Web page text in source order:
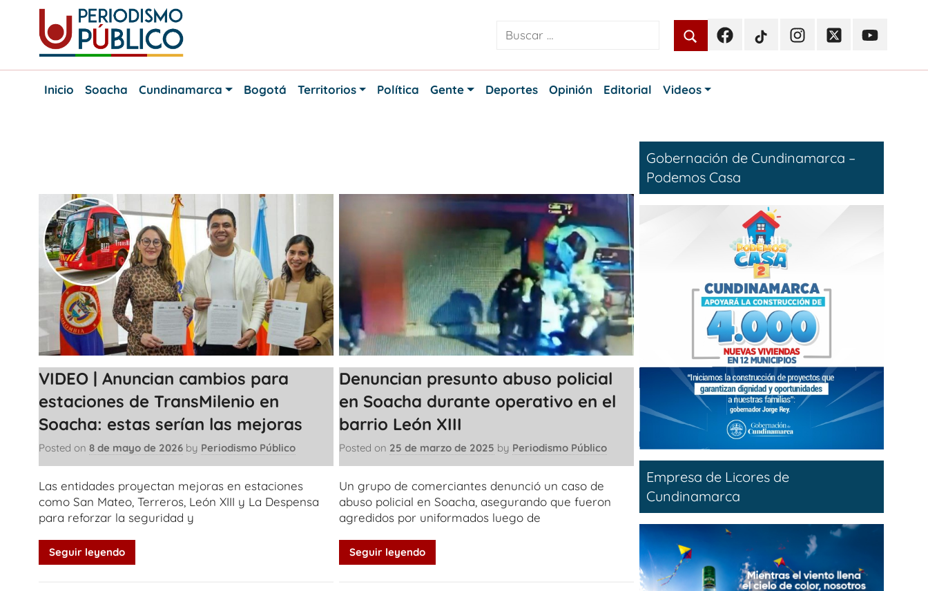
content
Periodismo
Noticias
FacebookTikTokInstagramTwitterYoutube
Inicio
Soacha Cundinamarca Bogotá Territorios Política Gente Deportes Opinión Editorial Videos
VIDEO | Anuncian cambios para
estaciones de TransMilenio en
Soacha: estas serían las mejoras
Posted on 8 de mayo de 2026 by Periodismo Público
Las entidades proyectan mejoras en estaciones
como San Mateo, Terreros, León XIII y La Despensa
para reforzar la seguridad y
Seguir leyendo
Denuncian presunto abuso policial
en Soacha durante operativo en el
barrio León XIII
Posted on 25 de marzo de 2025 by Periodismo Público
Un grupo de comerciantes denunció un caso de
abuso policial en Soacha, asegurando que fueron
agredidos por uniformados luego de
Seguir leyendo
Gobernación de Cundinamarca –
Podemos Casa
Empresa de Licores de
Cundinamarca